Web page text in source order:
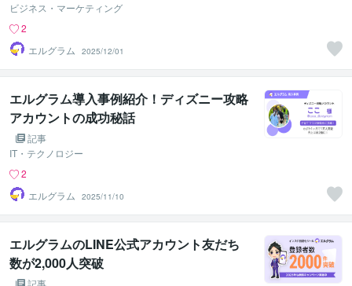
ビジネス・マーケティング
2
エルグラム
2025/12/01
エルグラム導入事例紹介！ディズニー攻略
アカウントの成功秘話
記事
IT・テクノロジー
2
エルグラム
2025/11/10
エルグラムのLINE公式アカウント友だち
数が2,000人突破
記事